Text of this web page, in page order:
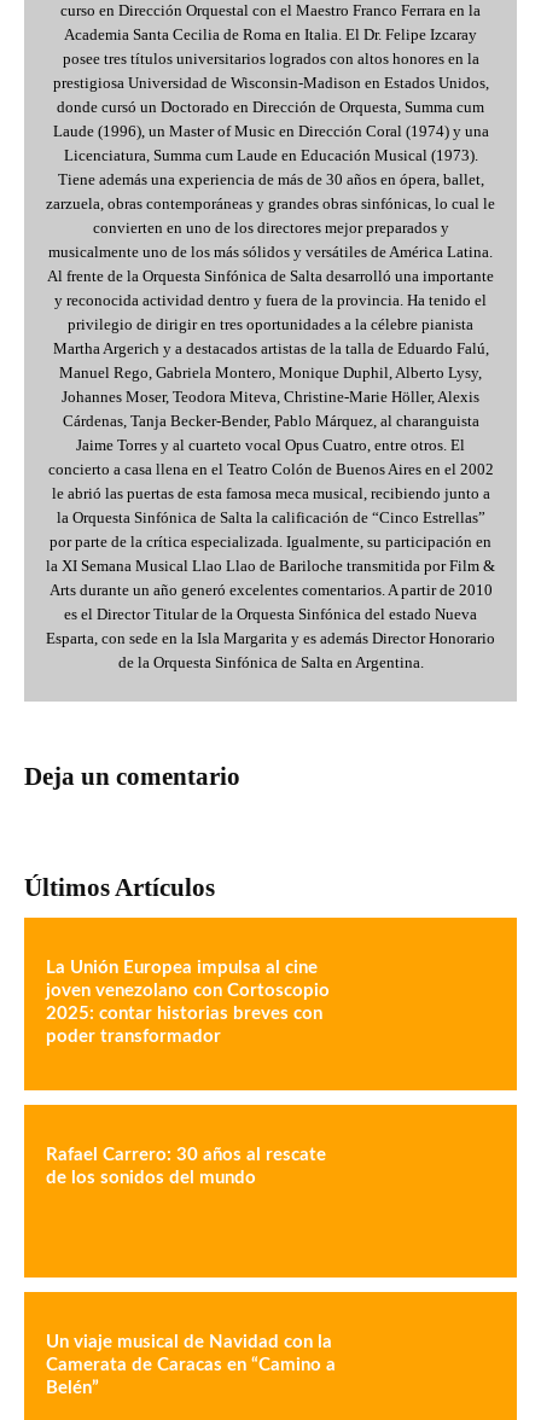
curso en Dirección Orquestal con el Maestro Franco Ferrara en la
Academia Santa Cecilia de Roma en Italia. El Dr. Felipe Izcaray
posee tres títulos universitarios logrados con altos honores en la
prestigiosa Universidad de Wisconsin-Madison en Estados Unidos,
donde cursó un Doctorado en Dirección de Orquesta, Summa cum
Laude (1996), un Master of Music en Dirección Coral (1974) y una
Licenciatura, Summa cum Laude en Educación Musical (1973).
Tiene además una experiencia de más de 30 años en ópera, ballet,
zarzuela, obras contemporáneas y grandes obras sinfónicas, lo cual le
convierten en uno de los directores mejor preparados y
musicalmente uno de los más sólidos y versátiles de América Latina.
Al frente de la Orquesta Sinfónica de Salta desarrolló una importante
y reconocida actividad dentro y fuera de la provincia. Ha tenido el
privilegio de dirigir en tres oportunidades a la célebre pianista
Martha Argerich y a destacados artistas de la talla de Eduardo Falú,
Manuel Rego, Gabriela Montero, Monique Duphil, Alberto Lysy,
Johannes Moser, Teodora Miteva, Christine-Marie Höller, Alexis
Cárdenas, Tanja Becker-Bender, Pablo Márquez, al charanguista
Jaime Torres y al cuarteto vocal Opus Cuatro, entre otros. El
concierto a casa llena en el Teatro Colón de Buenos Aires en el 2002
le abrió las puertas de esta famosa meca musical, recibiendo junto a
la Orquesta Sinfónica de Salta la calificación de “Cinco Estrellas”
por parte de la crítica especializada. Igualmente, su participación en
la XI Semana Musical Llao Llao de Bariloche transmitida por Film &
Arts durante un año generó excelentes comentarios. A partir de 2010
es el Director Titular de la Orquesta Sinfónica del estado Nueva
Esparta, con sede en la Isla Margarita y es además Director Honorario
de la Orquesta Sinfónica de Salta en Argentina.
Deja un comentario
Últimos Artículos
La Unión Europea impulsa al cine
joven venezolano con Cortoscopio
2025: contar historias breves con
poder transformador
Rafael Carrero: 30 años al rescate
de los sonidos del mundo
Un viaje musical de Navidad con la
Camerata de Caracas en “Camino a
Belén”